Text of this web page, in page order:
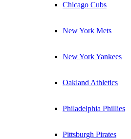
Chicago Cubs
New York Mets
New York Yankees
Oakland Athletics
Philadelphia Phillies
Pittsburgh Pirates